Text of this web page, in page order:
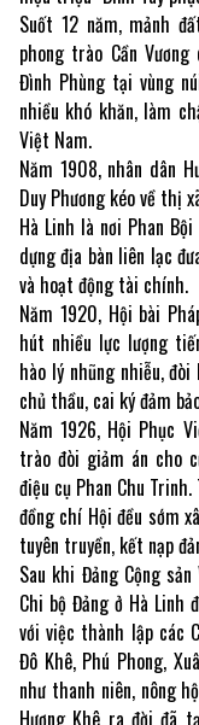
Suốt 12 năm, mảnh
phong trào Cần
Đình Phùng tại vùng
nhiều khó khăn, làm
Việt Nam.
Năm 1908, nhân dân
Duy Phương kéo về thị
Hà Linh là nơi Phan
dựng địa bàn liên lạc
và hoạt động tài chính.
Năm 1920, Hội bài
hút nhiều lực lượng
hào lý nhũng nhiễu,
chủ thầu, cai ký đảm
Năm 1926, Hội Phục
trào đòi giảm án cho
điệu cụ Phan Chu
đồng chí Hội đều sớm
tuyên truyền, kết nạp
Sau khi Đảng Cộng
Chi bộ Đảng ở Hà Linh
với việc thành lập các
Đô Khê, Phú Phong,
như thanh niên, nông
Hương Khê ra đời đã